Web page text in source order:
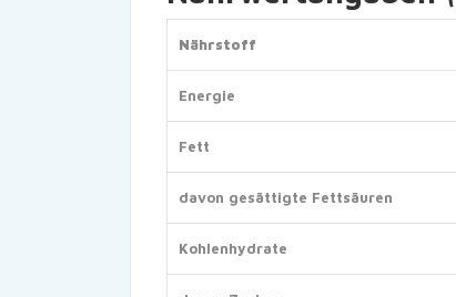
Nährstoff
Energie
Fett
davon gesättigte Fettsäuren
Kohlenhydrate